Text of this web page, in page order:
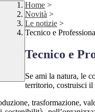
Home >
Novità >
Le notizie >
Tecnico e
Tecnico e
Se ami la natura, le
territorio, costruisci
trasformazione,